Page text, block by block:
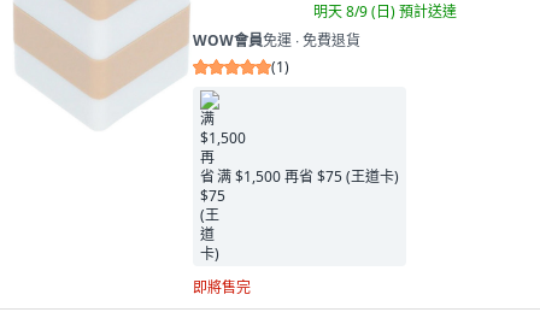
明天 8/9 (日)預計送達
WOW會員免運 ∙ 免費退貨
(1)
满 $1,500 再省 $75 (王道卡)
即將售完